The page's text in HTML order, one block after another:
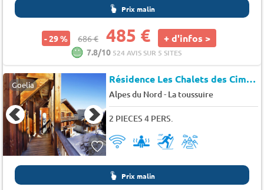
Prix malin
- 29 % 686 € 485 € + d'infos >
7.8/10 524 AVIS SUR 5 SITES
Goelia Résidence Les Chalets des Cimes Spécial Nouvel An
Alpes du Nord- La toussuire
2 PIECES 4 PERS.
Prix malin